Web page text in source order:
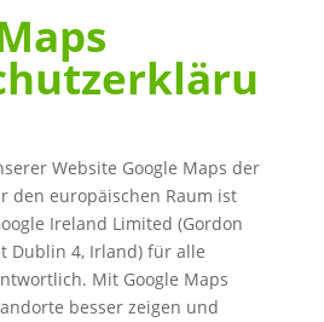
Website Google Maps der
den europäischen Raum ist
Ireland Limited (Gordon
Dublin 4, Irland) für alle
Mit Google Maps
besser zeigen und